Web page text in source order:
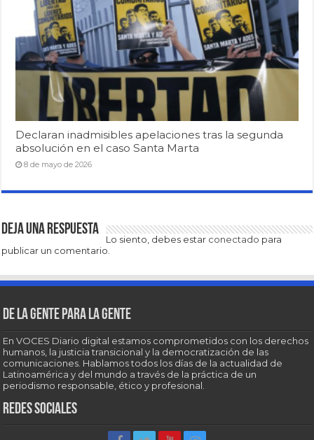
Declaran inadmisibles apelaciones tras la segunda
absolución en el caso Santa Marta
8 de mayo de 2026
Deja una respuesta
Lo siento, debes estar conectado para
publicar un comentario.
De la gente para la gente
En VOCES Diario digital estamos comprometidos con los derechos
humanos, la justicia transicional y la democratización de las
comunicaciones. Hablamos todos los días de la actualidad de
Latinoamérica y del mundo a través de la práctica de un
periodismo responsable, ético y profesional.
Redes sociales